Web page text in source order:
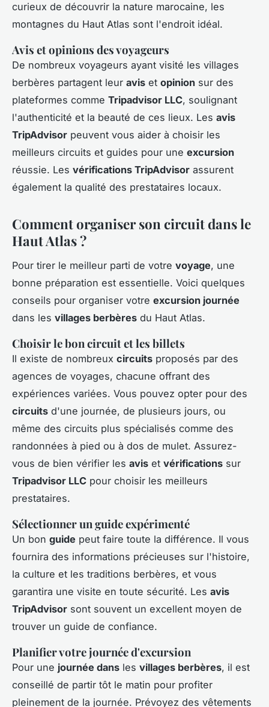
curieux de découvrir la nature marocaine, les
montagnes du Haut Atlas sont l'endroit idéal.
Avis et opinions des voyageurs
De nombreux voyageurs ayant visité les villages
berbères partagent leur avis et opinion sur des
plateformes comme Tripadvisor LLC, soulignant
l'authenticité et la beauté de ces lieux. Les avis
TripAdvisor peuvent vous aider à choisir les
meilleurs circuits et guides pour une excursion
réussie. Les vérifications TripAdvisor assurent
également la qualité des prestataires locaux.
Comment organiser son circuit dans le
Haut Atlas ?
Pour tirer le meilleur parti de votre voyage, une
bonne préparation est essentielle. Voici quelques
conseils pour organiser votre excursion journée
dans les villages berbères du Haut Atlas.
Choisir le bon circuit et les billets
Il existe de nombreux circuits proposés par des
agences de voyages, chacune offrant des
expériences variées. Vous pouvez opter pour des
circuits d'une journée, de plusieurs jours, ou
même des circuits plus spécialisés comme des
randonnées à pied ou à dos de mulet. Assurez-
vous de bien vérifier les avis et vérifications sur
Tripadvisor LLC pour choisir les meilleurs
prestataires.
Sélectionner un guide expérimenté
Un bon guide peut faire toute la différence. Il vous
fournira des informations précieuses sur l'histoire,
la culture et les traditions berbères, et vous
garantira une visite en toute sécurité. Les avis
TripAdvisor sont souvent un excellent moyen de
trouver un guide de confiance.
Planifier votre journée d'excursion
Pour une journée dans les villages berbères, il est
conseillé de partir tôt le matin pour profiter
pleinement de la journée. Prévoyez des vêtements